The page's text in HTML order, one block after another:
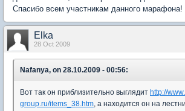
Спасибо всем участникам данного марафона!
Elka
28 Oct 2009
Nafanya, on 28.10.2009 - 00:56:
Вот так он приблизительно выглядит http://
group.ru/items_38.htm, а находится он на